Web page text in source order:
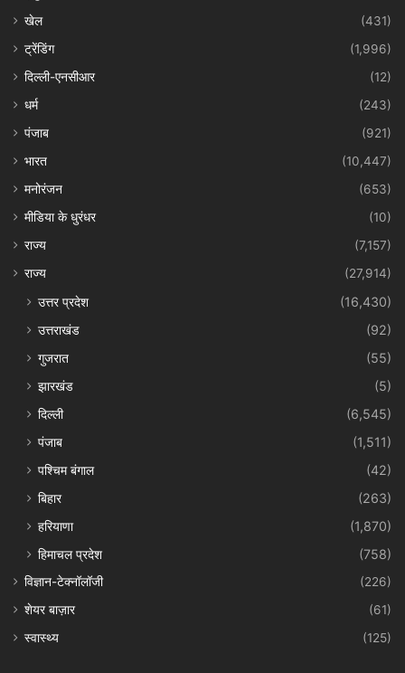
खेल
(431)
ट्रेंडिंग
(1,996)
दिल्ली-एनसीआर
(12)
धर्म
(243)
पंजाब
(921)
भारत
(10,447)
मनोरंजन
(653)
मीडिया के धुरंधर
(10)
राज्य
(7,157)
राज्य
(27,914)
उत्तर प्रदेश
(16,430)
उत्तराखंड
(92)
गुजरात
(55)
झारखंड
(5)
दिल्ली
(6,545)
पंजाब
(1,511)
पश्चिम बंगाल
(42)
बिहार
(263)
हरियाणा
(1,870)
हिमाचल प्रदेश
(758)
विज्ञान-टेक्नॉलॉजी
(226)
शेयर बाज़ार
(61)
स्वास्थ्य
(125)